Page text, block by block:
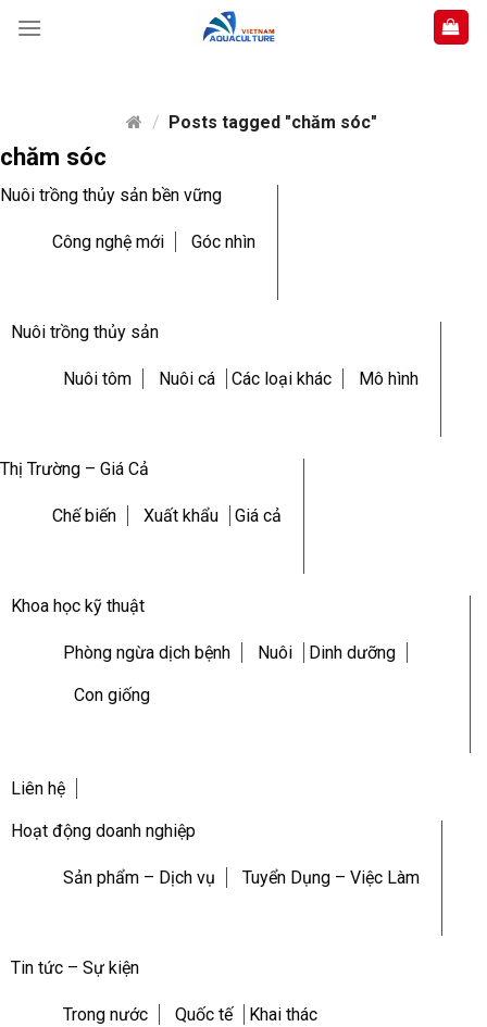
/ Posts tagged "chăm sóc"
chăm sóc
Nuôi trồng thủy sản bền vững
Công nghệ mới Góc nhìn
Nuôi trồng thủy sản
Nuôi tôm Nuôi cá Các loại khác Mô hình
Thị Trường – Giá Cả
Chế biến Xuất khẩu Giá cả
Khoa học kỹ thuật
Phòng ngừa dịch bệnh Nuôi Dinh dưỡng
Con giống
Liên hệ
Hoạt động doanh nghiệp
Sản phẩm – Dịch vụ Tuyển Dụng – Việc Làm
Tin tức – Sự kiện
Trong nước Quốc tế Khai thác